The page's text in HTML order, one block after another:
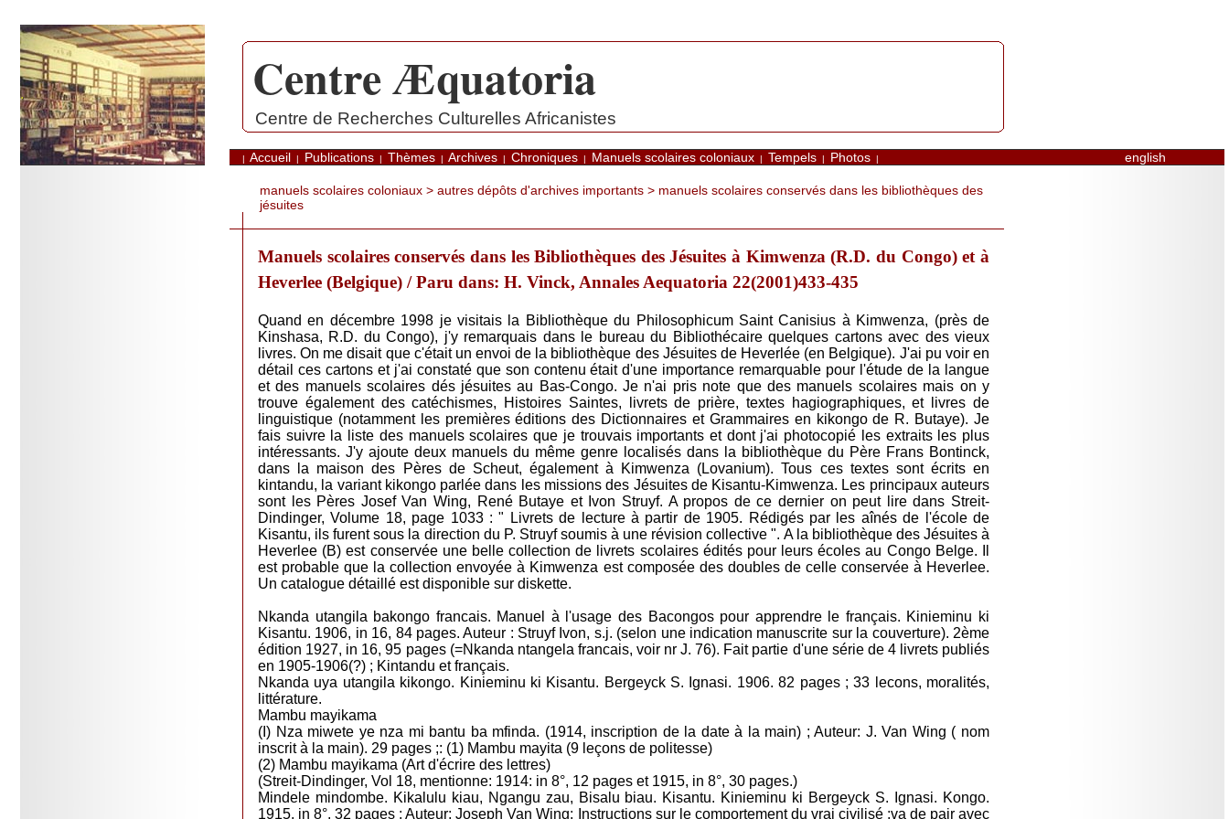
. Centre Æquatoria
Centre de Recherches Culturelles Africanistes
| Accueil | Publications | Thèmes | Archives | Chroniques | Manuels scolaires coloniaux | Tempels | Photos | english
manuels scolaires coloniaux> autres dépôts d'archives importants> manuels scolaires conservés dans les bibliothèques des
jésuites
Manuels scolaires conservés dans les Bibliothèques des Jésuites à Kimwenza (R.D. du Congo) et à
Heverlee (Belgique) / Paru dans: H. Vinck, Annales Aequatoria 22(2001)433-435
Quand en décembre 1998 je visitais la Bibliothèque du Philosophicum Saint Canisius à Kimwenza, (près de
Kinshasa, R.D. du Congo), j'y remarquais dans le bureau du Bibliothécaire quelques cartons avec des vieux
livres. On me disait que c'était un envoi de la bibliothèque des Jésuites de Heverlée (en Belgique). J'ai pu voir en
détail ces cartons et j'ai constaté que son contenu était d'une importance remarquable pour l'étude de la langue
et des manuels scolaires dés jésuites au Bas-Congo. Je n'ai pris note que des manuels scolaires mais on y
trouve également des catéchismes, Histoires Saintes, livrets de prière, textes hagiographiques, et livres de
linguistique (notamment les premières éditions des Dictionnaires et Grammaires en kikongo de R. Butaye). Je
fais suivre la liste des manuels scolaires que je trouvais importants et dont j'ai photocopié les extraits les plus
intéressants. J'y ajoute deux manuels du même genre localisés dans la bibliothèque du Père Frans Bontinck,
dans la maison des Pères de Scheut, également à Kimwenza (Lovanium). Tous ces textes sont écrits en
kintandu, la variant kikongo parlée dans les missions des Jésuites de Kisantu-Kimwenza. Les principaux auteurs
sont les Pères Josef Van Wing, René Butaye et Ivon Struyf. A propos de ce dernier on peut lire dans Streit-
Dindinger, Volume 18, page 1033 : " Livrets de lecture à partir de 1905. Rédigés par les aînés de l'école de
Kisantu, ils furent sous la direction du P. Struyf soumis à une révision collective ". A la bibliothèque des Jésuites à
Heverlee (B) est conservée une belle collection de livrets scolaires édités pour leurs écoles au Congo Belge. Il
est probable que la collection envoyée à Kimwenza est composée des doubles de celle conservée à Heverlee.
Un catalogue détaillé est disponible sur diskette.
Nkanda utangila bakongo francais. Manuel à l'usage des Bacongos pour apprendre le français. Kinieminu ki
Kisantu. 1906, in 16, 84 pages. Auteur : Struyf Ivon, s.j. (selon une indication manuscrite sur la couverture). 2ème
édition 1927, in 16, 95 pages (=Nkanda ntangela francais, voir nr J. 76). Fait partie d'une série de 4 livrets publiés
en 1905-1906(?) ; Kintandu et français.
Nkanda uya utangila kikongo. Kinieminu ki Kisantu. Bergeyck S. Ignasi. 1906. 82 pages ; 33 lecons, moralités,
littérature.
Mambu mayikama
(I) Nza miwete ye nza mi bantu ba mfinda. (1914, inscription de la date à la main) ; Auteur: J. Van Wing ( nom
inscrit à la main). 29 pages ;: (1) Mambu mayita (9 leçons de politesse)
(2) Mambu mayikama (Art d'écrire des lettres)
(Streit-Dindinger, Vol 18, mentionne: 1914: in 8°, 12 pages et 1915, in 8°, 30 pages.)
Mindele mindombe. Kikalulu kiau, Ngangu zau, Bisalu biau. Kisantu. Kinieminu ki Bergeyck S. Ignasi. Kongo.
1915, in 8°, 32 pages ; Auteur: Joseph Van Wing; Instructions sur le comportement du vrai civilisé ;va de pair avec